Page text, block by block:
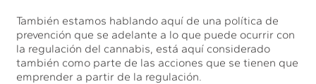
También estamos hablando aquí de una política de
prevención que se adelante a lo que puede ocurrir con
la regulación del cannabis, está aquí considerado
también como parte de las acciones que se tienen que
emprender a partir de la regulación.